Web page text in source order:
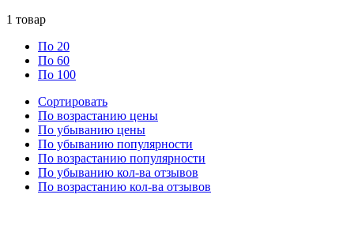
1 товар
По 20
По 60
По 100
Сортировать
По возрастанию цены
По убыванию цены
По убыванию популярности
По возрастанию популярности
По убыванию кол-ва отзывов
По возрастанию кол-ва отзывов